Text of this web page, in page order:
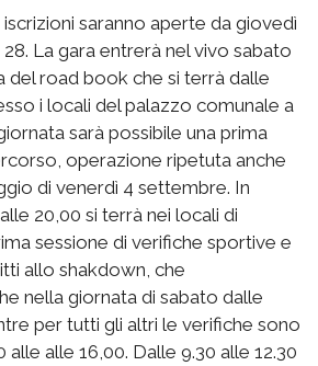
saranno aperte da giovedì
La gara entrerà nel vivo sabato
del road book che si terrà dalle
i locali del palazzo comunale a
sarà possibile una prima
operazione ripetuta anche
di venerdì 4 settembre. In
20,00 si terrà nei locali di
sessione di verifiche sportive e
allo shakdown, che
nella giornata di sabato dalle
per tutti gli altri le verifiche sono
alle 16,00. Dalle 9.30 alle 12.30